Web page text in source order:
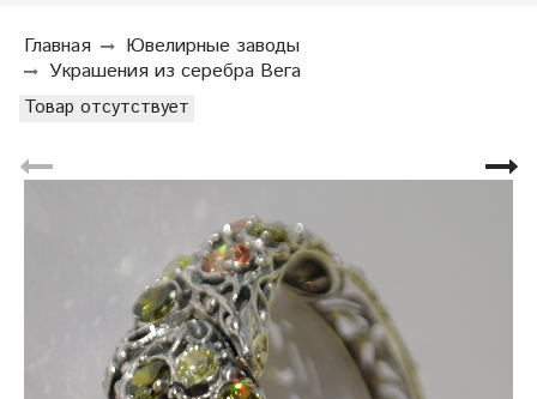
Главная
Ювелирные заводы
Украшения из серебра Вега
Товар отсутствует